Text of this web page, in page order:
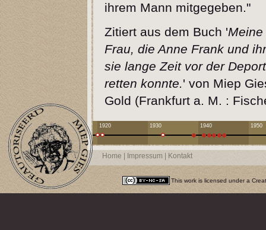
ihrem Mann mitgegeben."
Zitiert aus dem Buch '
Frau, die Anne Frank und
sie lange Zeit vor der
retten konnte.' von Miep
Gold (Frankfurt a. M. :
1920 1930 1940 1950
Home Impressum Kontakt
This work is licensed under a